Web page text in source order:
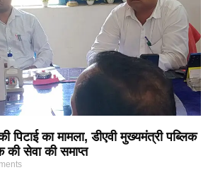
पिटाई का मामला, डीएवी मुख्यमंत्री पब्लिक
सेवा की समाप्त